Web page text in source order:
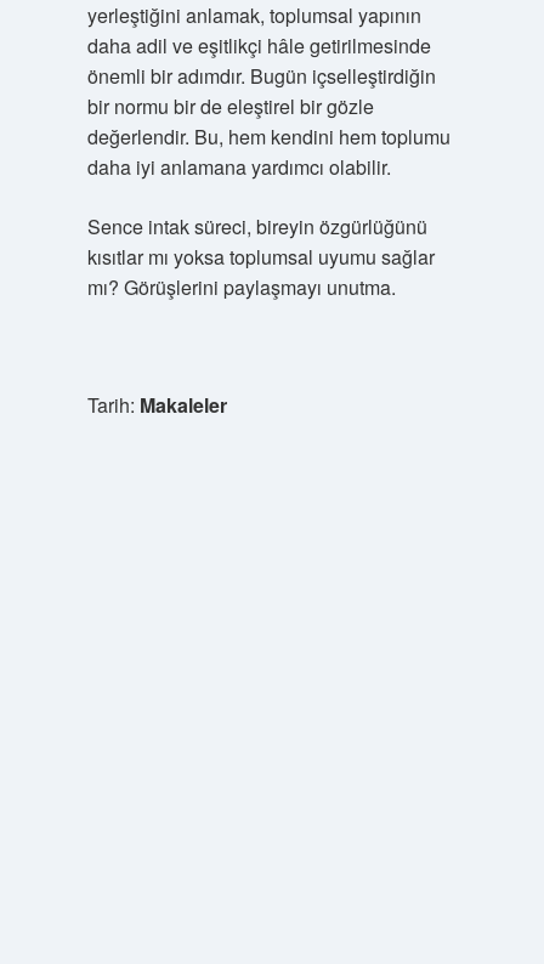
yerleştiğini anlamak, toplumsal yapının
daha adil ve eşitlikçi hâle getirilmesinde
önemli bir adımdır. Bugün içselleştirdiğin
bir normu bir de eleştirel bir gözle
değerlendir. Bu, hem kendini hem toplumu
daha iyi anlamana yardımcı olabilir.
Sence intak süreci, bireyin özgürlüğünü
kısıtlar mı yoksa toplumsal uyumu sağlar
mı? Görüşlerini paylaşmayı unutma.
Tarih: Makaleler